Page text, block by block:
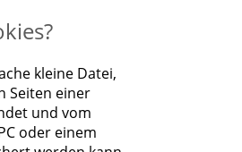
kleine Datei,
Seiten einer
und vom
oder einem